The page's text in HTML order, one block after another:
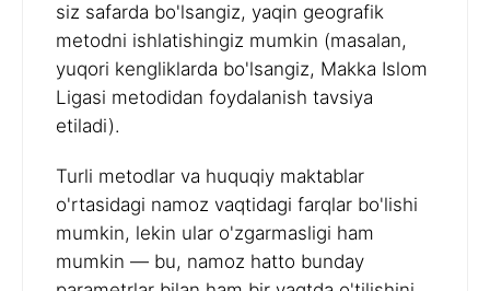
siz safarda bo'lsangiz, yaqin geografik
metodni ishlatishingiz mumkin (masalan,
yuqori kengliklarda bo'lsangiz, Makka Islom
Ligasi metodidan foydalanish tavsiya
etiladi).
Turli metodlar va huquqiy maktablar
o'rtasidagi namoz vaqtidagi farqlar bo'lishi
mumkin, lekin ular o'zgarmasligi ham
mumkin — bu, namoz hatto bunday